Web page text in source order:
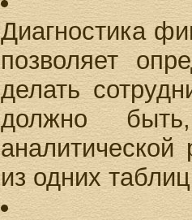
Диагностика
позволяет
делать
должно
из одних